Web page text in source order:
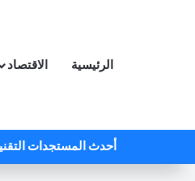
الرئيسية الاقتصاد
أحدث المستجدات